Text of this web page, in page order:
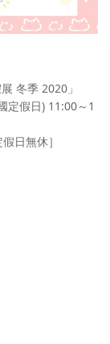
冬季 2020」
定假日) 11:00～1
日無休］